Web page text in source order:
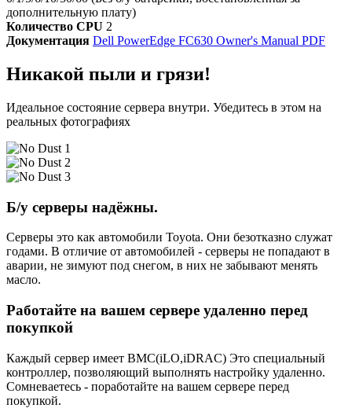
дополнительную плату)
Количество CPU 2
Документация Dell PowerEdge FC630 Owner's Manual PDF
Никакой пыли и грязи!
Идеальное состояние сервера внутри. Убедитесь в этом на
реальных фотографиях
Б/у серверы надёжны.
Серверы это как автомобили Toyota. Они безотказно служат
годами. В отличие от автомобилей - серверы не попадают в
аварии, не зимуют под снегом, в них не забывают менять
масло.
Работайте на вашем сервере удаленно перед
покупкой
Каждый сервер имеет BMC(iLO,iDRAC) Это специальный
контроллер, позволяющий выполнять настройку удаленно.
Сомневаетесь - поработайте на вашем сервере перед
покупкой.